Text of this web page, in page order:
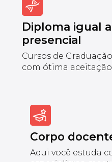
Diploma igual
presencial
Cursos de
com ótima
Corpo
Aqui você estuda